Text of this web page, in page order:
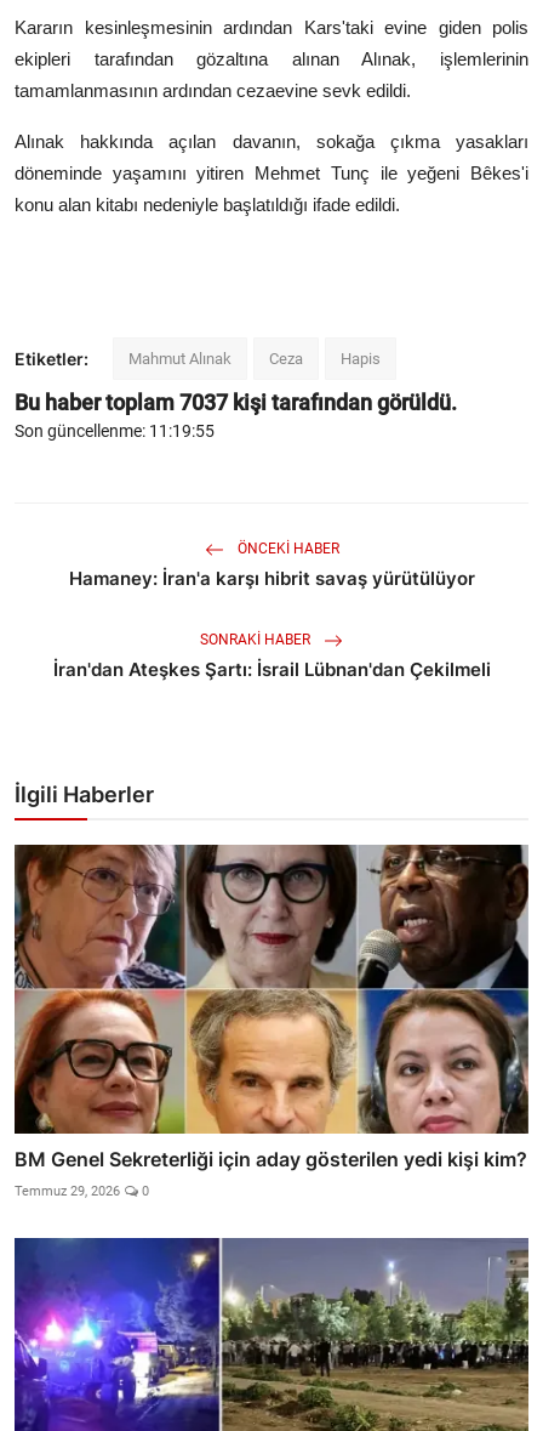
Kararın kesinleşmesinin ardından Kars'taki evine giden polis
ekipleri tarafından gözaltına alınan Alınak, işlemlerinin
tamamlanmasının ardından cezaevine sevk edildi.
Alınak hakkında açılan davanın, sokağa çıkma yasakları
döneminde yaşamını yitiren Mehmet Tunç ile yeğeni Bêkes'i
konu alan kitabı nedeniyle başlatıldığı ifade edildi.
Etiketler: Mahmut Alınak Ceza Hapis
Bu haber toplam7037kişi tarafından görüldü.
Son güncellenme: 11:19:55
ÖNCEKI HABER
Hamaney: İran'a karşı hibrit savaş yürütülüyor
SONRAKI HABER
İran'dan Ateşkes Şartı: İsrail Lübnan'dan Çekilmeli
İlgili Haberler
BM Genel Sekreterliği için aday gösterilen yedi kişi kim?
Temmuz 29, 2026 0